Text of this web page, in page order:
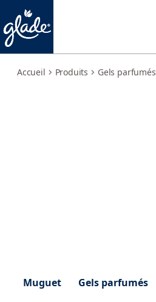
Accueil Produits Gels parfumés
Muguet Gels parfumés